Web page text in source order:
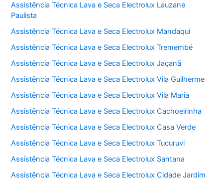
Assistência Técnica Lava e Seca Electrolux Lauzane
Paulista
Assistência Técnica Lava e Seca Electrolux Mandaqui
Assistência Técnica Lava e Seca Electrolux Tremembé
Assistência Técnica Lava e Seca Electrolux Jaçanã
Assistência Técnica Lava e Seca Electrolux Vila Guilherme
Assistência Técnica Lava e Seca Electrolux Vila Maria
Assistência Técnica Lava e Seca Electrolux Cachoeirinha
Assistência Técnica Lava e Seca Electrolux Casa Verde
Assistência Técnica Lava e Seca Electrolux Tucuruvi
Assistência Técnica Lava e Seca Electrolux Santana
Assistência Técnica Lava e Seca Electrolux Cidade Jardim